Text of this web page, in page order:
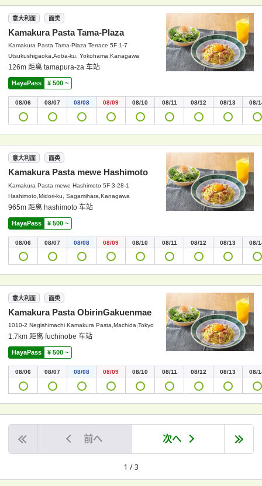
意大利面 面类
Kamakura Pasta Tama-Plaza
Kamakura Pasta Tama-Plaza Terrace 5F 1-7
Utsukushigaoka,Aoba-ku, Yokohama,Kanagawa
126m 距离 tamapura-za 车站
HayaPass ¥ 500 ~
08/06 08/07 08/08 08/09 08/10 08/11 08/12 08/13 08/
意大利面 面类
Kamakura Pasta mewe Hashimoto
Kamakura Pasta mewe Hashimoto 5F 3-28-1
Hashimoto,Midori-ku, Sagamihara,Kanagawa
965m 距离 hashimoto 车站
HayaPass ¥ 500 ~
08/06 08/07 08/08 08/09 08/10 08/11 08/12 08/13 08/
意大利面 面类
Kamakura Pasta ObirinGakuenmae
1010-2 Negishimachi Kamakura Pasta,Machida,Tokyo
1.7km 距离 fuchinobe 车站
HayaPass ¥ 500 ~
08/06 08/07 08/08 08/09 08/10 08/11 08/12 08/13 08/
前へ 次へ
1 / 3